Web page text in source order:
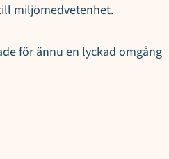
miljömedvetenhet.
för ännu en lyckad omgång